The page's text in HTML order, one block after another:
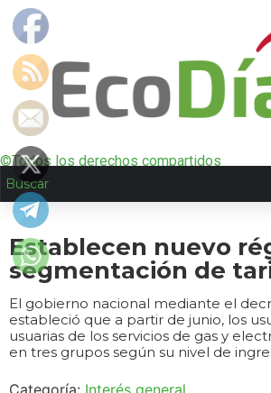
©Todos los derechos compartidos
Establecen nuevo
segmentación de
El gobierno nacional mediante el
estableció que a partir de junio, los
usuarias de los servicios de gas y
en tres grupos según su nivel de
Categoría: Interés general